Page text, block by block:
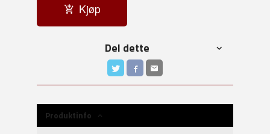
Kjøp
Del dette
Produktinfo